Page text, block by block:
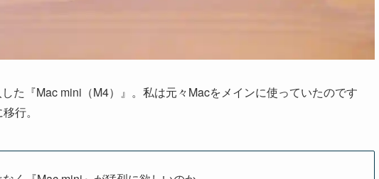
た『Mac mini（M4）』。私は元々Macをメインに使っていたのです
行。